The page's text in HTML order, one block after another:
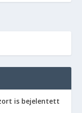
is bejelentett